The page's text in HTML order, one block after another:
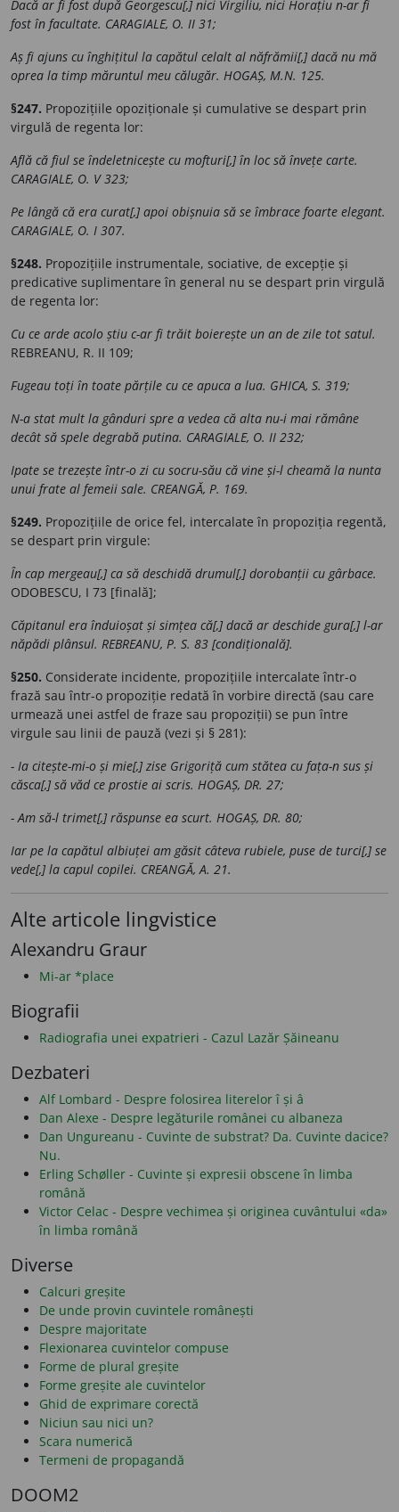
Dacă ar fi fost după Georgescu[,] nici Virgiliu, nici Horațiu n-ar fi
fost în facultate. CARAGIALE, O. II 31;
Aș fi ajuns cu înghițitul la capătul celalt al năfrămii[,] dacă nu mă
oprea la timp măruntul meu călugăr. HOGAȘ, M.N. 125.
§247. Propozițiile opoziționale și cumulative se despart prin
virgulă de regenta lor:
Află că fiul se îndeletnicește cu mofturi[,] în loc să învețe carte.
CARAGIALE, O. V 323;
Pe lângă că era curat[,] apoi obișnuia să se îmbrace foarte elegant.
CARAGIALE, O. I 307.
§248. Propozițiile instrumentale, sociative, de excepție și
predicative suplimentare în general nu se despart prin virgulă
de regenta lor:
Cu ce arde acolo știu c-ar fi trăit boierește un an de zile tot satul.
REBREANU, R. II 109;
Fugeau toți în toate părțile cu ce apuca a lua. GHICA, S. 319;
N-a stat mult la gânduri spre a vedea că alta nu-i mai rămâne
decât să spele degrabă putina. CARAGIALE, O. II 232;
Ipate se trezește într-o zi cu socru-său că vine și-l cheamă la nunta
unui frate al femeii sale. CREANGĂ, P. 169.
§249. Propozițiile de orice fel, intercalate în propoziția regentă,
se despart prin virgule:
În cap mergeau[,] ca să deschidă drumul[,] dorobanții cu gârbace.
ODOBESCU, I 73 [finală];
Căpitanul era înduioșat și simțea că[,] dacă ar deschide gura[,] l-ar
năpădi plânsul. REBREANU, P. S. 83 [condițională].
§250. Considerate incidente, propozițiile intercalate într-o
frază sau într-o propoziție redată în vorbire directă (sau care
urmează unei astfel de fraze sau propoziții) se pun între
virgule sau linii de pauză (vezi și § 281):
- Ia citește-mi-o și mie[,] zise Grigoriță cum stătea cu fața-n sus și
căsca[,] să văd ce prostie ai scris. HOGAȘ, DR. 27;
- Am să-l trimet[,] răspunse ea scurt. HOGAȘ, DR. 80;
Iar pe la capătul albiuței am găsit câteva rubiele, puse de turci[,] se
vede[,] la capul copilei. CREANGĂ, A. 21.
Alte articole lingvistice
Alexandru Graur
Mi-ar *place
Biografii
Radiografia unei expatrieri - Cazul Lazăr Șăineanu
Dezbateri
Alf Lombard - Despre folosirea literelor î și â
Dan Alexe - Despre legăturile românei cu albaneza
Dan Ungureanu - Cuvinte de substrat? Da. Cuvinte dacice?
Nu.
Erling Schøller - Cuvinte și expresii obscene în limba
română
Victor Celac - Despre vechimea și originea cuvântului «da»
în limba română
Diverse
Calcuri greșite
De unde provin cuvintele românești
Despre majoritate
Flexionarea cuvintelor compuse
Forme de plural greșite
Forme greșite ale cuvintelor
Ghid de exprimare corectă
Niciun sau nici un?
Scara numerică
Termeni de propagandă
DOOM2